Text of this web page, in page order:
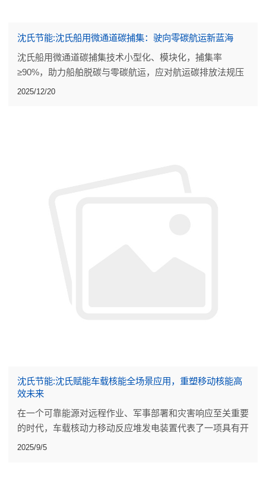
沈氏节能:沈氏船用微通道碳捕集：驶向零碳航运新蓝海
沈氏船用微通道碳捕集技术小型化、模块化，捕集率
≥90%，助力船舶脱碳与零碳航运，应对航运碳排放法规压
力，开辟船舶CCUS新蓝海
2025/12/20
沈氏节能:沈氏赋能车载核能全场景应用，重塑移动核能高
效未来
在一个可靠能源对远程作业、军事部署和灾害响应至关重要
的时代，车载核动力移动反应堆发电装置代表了一项具有开
创性的进步。沈氏节能将先进的核技术与超临界二氧化碳
2025/9/5